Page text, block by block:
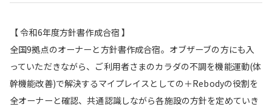
【 令和6年度方針書作成合宿 】
全国9拠点のオーナーと方針書作成合宿。オブザーブの方にも入
っていただきながら、ご利用者さまのカラダの不調を機能運動(体
幹機能改善)で解決するマイプレイスとしての＋Rebodyの役割を
全オーナーと確認、共通認識しながら各施設の方針を定めていき